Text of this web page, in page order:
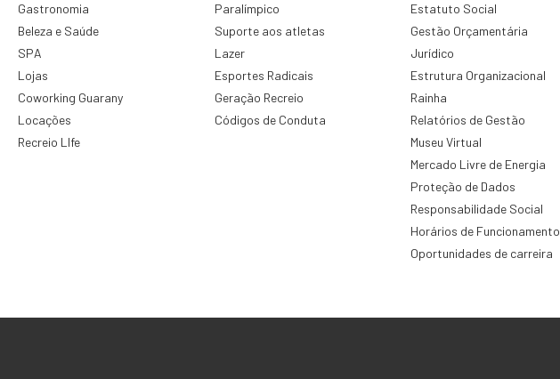
Gastronomia
Beleza e Saúde
SPA
Lojas
Coworking Guarany
Locações
Recreio LIfe
Paralímpico
Suporte aos atletas
Lazer
Esportes Radicais
Geração Recreio
Códigos de Conduta
Estatuto Social
Gestão Orçamentária
Jurídico
Estrutura Organizacional
Rainha
Relatórios de Gestão
Museu Virtual
Mercado Livre de Energia
Proteção de Dados
Responsabilidade Social
Horários de Funcionamento
Oportunidades de carreira